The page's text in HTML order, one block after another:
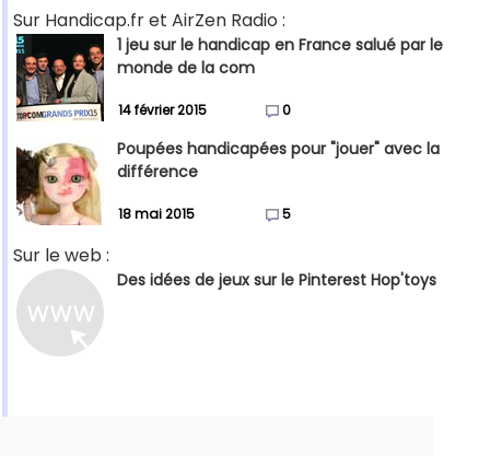
Sur Handicap.fr et AirZen Radio :
1 jeu sur le handicap en France salué par le
monde de la com
14 février 2015 0
Poupées handicapées pour "jouer" avec la
différence
18 mai 2015 5
Sur le web :
Des idées de jeux sur le Pinterest Hop'toys